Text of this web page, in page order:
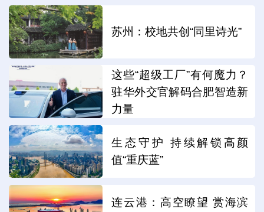
苏州：校地共创“同里诗光”
这些“超级工厂”有何魔力？
驻华外交官解码合肥智造新
力量
生态守护 持续解锁高颜
值“重庆蓝”
连云港：高空瞭望 赏海滨